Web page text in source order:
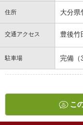
住所 大分県
交通アクセス 豊後竹
駐車場 完備（
こ